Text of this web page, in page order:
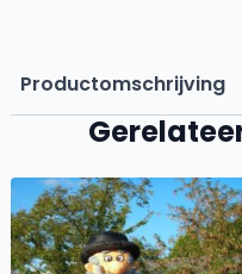
Productomschrijving